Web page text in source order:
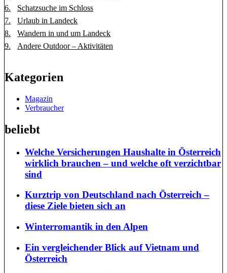
Schatzsuche im Schloss
Urlaub in Landeck
Wandern in und um Landeck
Andere Outdoor – Aktivitäten
Kategorien
Magazin
Verbraucher
beliebt
Welche Versicherungen Haushalte in Österreich
wirklich brauchen – und welche oft verzichtbar
sind
Kurztrip von Deutschland nach Österreich –
diese Ziele bieten sich an
Winterromantik in den Alpen
Ein vergleichender Blick auf Vietnam und
Österreich